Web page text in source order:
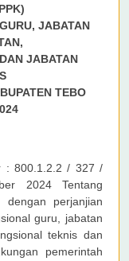
JABATAN
JABATAN
TEBO
: 800.1.2.2 / 327 /
2024 Tentang
dengan perjanjian
guru, jabatan
teknis dan
pemerintah